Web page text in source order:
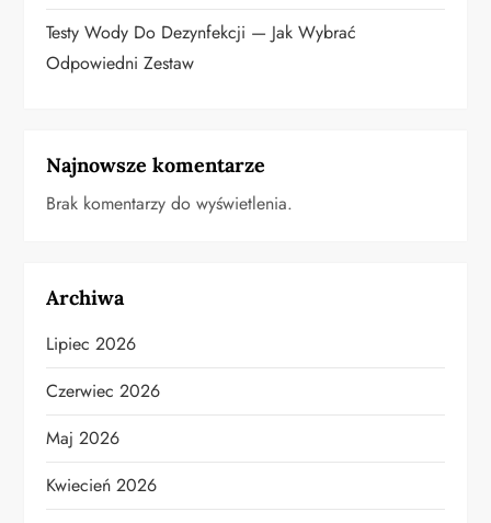
Testy Wody Do Dezynfekcji — Jak Wybrać
Odpowiedni Zestaw
Najnowsze komentarze
Brak komentarzy do wyświetlenia.
Archiwa
Lipiec 2026
Czerwiec 2026
Maj 2026
Kwiecień 2026